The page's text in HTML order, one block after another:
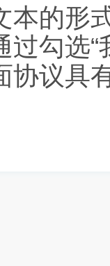
本的形
过勾选
协议具